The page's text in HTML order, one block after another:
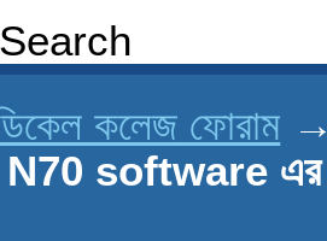
কলেজ ফোরাম
N70 software এর